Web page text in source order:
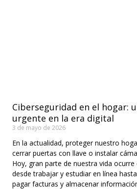
Ciberseguridad en el hogar:
urgente en la era digital
3 de mayo de 2026
En la actualidad, proteger nuestro
cerrar puertas con llave o instalar
Hoy, gran parte de nuestra vida
desde trabajar y estudiar en línea
pagar facturas y almacenar